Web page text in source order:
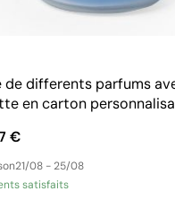
de differents parfums
en carton
€
21/08 - 25/08
satisfaits